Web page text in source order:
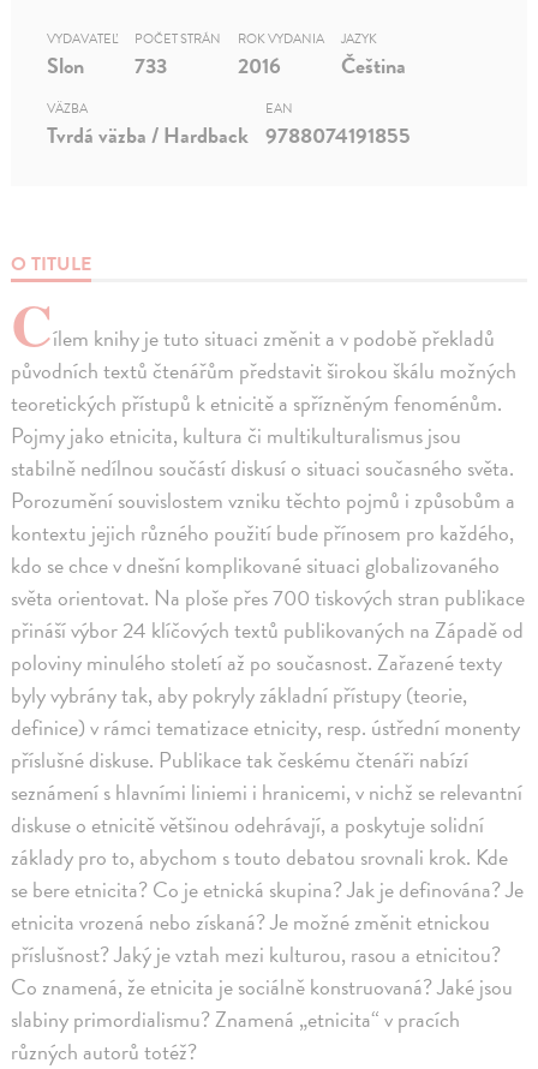
O TITULE
Cílem knihy je tuto situaci změnit a v podobě překladů
původních textů čtenářům představit širokou škálu možných
teoretických přístupů k etnicitě a spřízněným fenoménům.
Pojmy jako etnicita, kultura či multikulturalismus jsou
stabilně nedílnou součástí diskusí o situaci současného světa.
Porozumění souvislostem vzniku těchto pojmů i způsobům a
kontextu jejich různého použití bude přínosem pro každého,
kdo se chce v dnešní komplikované situaci globalizovaného
světa orientovat. Na ploše přes 700 tiskových stran publikace
přináší výbor 24 klíčových textů publikovaných na Západě od
poloviny minulého století až po současnost. Zařazené texty
byly vybrány tak, aby pokryly základní přístupy (teorie,
definice) v rámci tematizace etnicity, resp. ústřední monenty
příslušné diskuse. Publikace tak českému čtenáři nabízí
seznámení s hlavními liniemi i hranicemi, v nichž se relevantní
diskuse o etnicitě většinou odehrávají, a poskytuje solidní
základy pro to, abychom s touto debatou srovnali krok. Kde
se bere etnicita? Co je etnická skupina? Jak je definována? Je
etnicita vrozená nebo získaná? Je možné změnit etnickou
příslušnost? Jaký je vztah mezi kulturou, rasou a etnicitou?
Co znamená, že etnicita je sociálně konstruovaná? Jaké jsou
slabiny primordialismu? Znamená „etnicita“ v pracích
různých autorů totéž?
VYDAVATEĽ
Slon
POČET STRÁN
733
ROK VYDANIA
2016
JAZYK
Čeština
VÄZBA
Tvrdá väzba / Hardback
EAN
9788074191855